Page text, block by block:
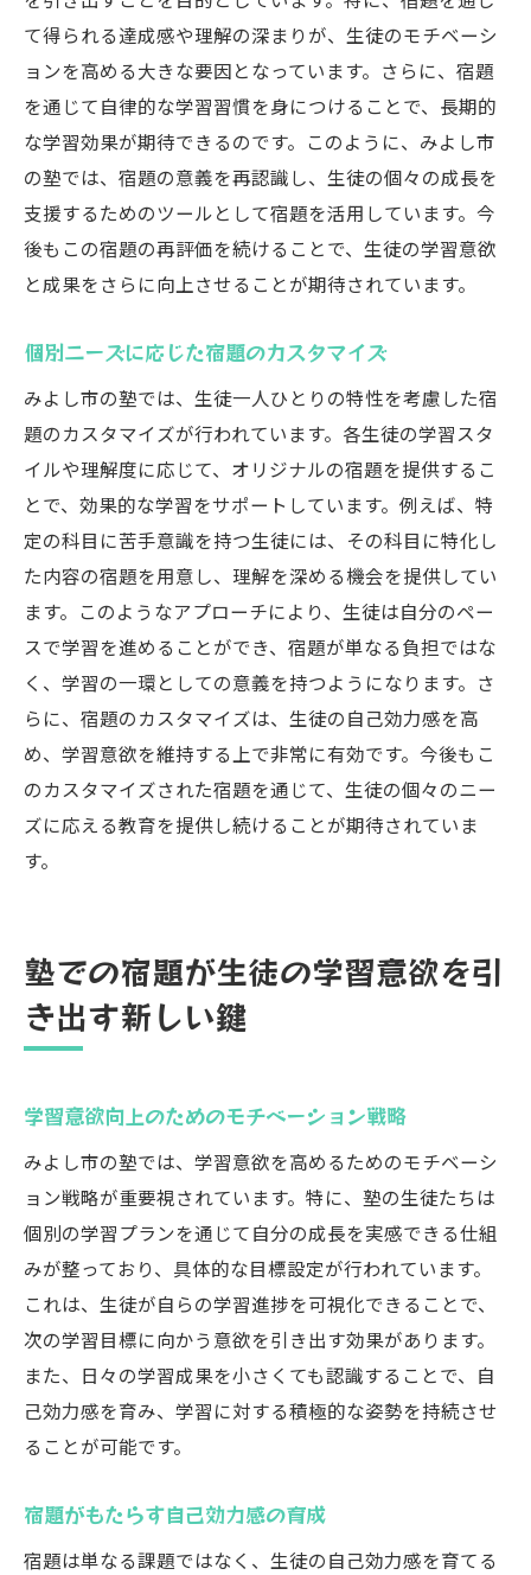
て得られる達成感や理解の深まりが、生徒のモチベーシ
ョンを高める大きな要因となっています。さらに、宿題
を通じて自律的な学習習慣を身につけることで、長期的
な学習効果が期待できるのです。このように、みよし市
の塾では、宿題の意義を再認識し、生徒の個々の成長を
支援するためのツールとして宿題を活用しています。今
後もこの宿題の再評価を続けることで、生徒の学習意欲
と成果をさらに向上させることが期待されています。
個別ニーズに応じた宿題のカスタマイズ
みよし市の塾では、生徒一人ひとりの特性を考慮した宿
題のカスタマイズが行われています。各生徒の学習スタ
イルや理解度に応じて、オリジナルの宿題を提供するこ
とで、効果的な学習をサポートしています。例えば、特
定の科目に苦手意識を持つ生徒には、その科目に特化し
た内容の宿題を用意し、理解を深める機会を提供してい
ます。このようなアプローチにより、生徒は自分のペー
スで学習を進めることができ、宿題が単なる負担ではな
く、学習の一環としての意義を持つようになります。さ
らに、宿題のカスタマイズは、生徒の自己効力感を高
め、学習意欲を維持する上で非常に有効です。今後もこ
のカスタマイズされた宿題を通じて、生徒の個々のニー
ズに応える教育を提供し続けることが期待されていま
す。
塾での宿題が生徒の学習意欲を引
き出す新しい鍵
学習意欲向上のためのモチベーション戦略
みよし市の塾では、学習意欲を高めるためのモチベーシ
ョン戦略が重要視されています。特に、塾の生徒たちは
個別の学習プランを通じて自分の成長を実感できる仕組
みが整っており、具体的な目標設定が行われています。
これは、生徒が自らの学習進捗を可視化できることで、
次の学習目標に向かう意欲を引き出す効果があります。
また、日々の学習成果を小さくても認識することで、自
己効力感を育み、学習に対する積極的な姿勢を持続させ
ることが可能です。
宿題がもたらす自己効力感の育成
宿題は単なる課題ではなく、生徒の自己効力感を育てる